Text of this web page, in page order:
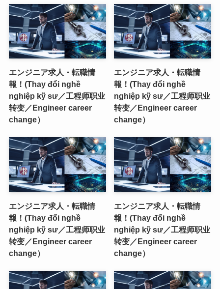
エンジニア求人・転職情
報！(Thay đổi nghề
nghiệp kỹ sư／工程师职业
转变／Engineer career
change）
エンジニア求人・転職情
報！(Thay đổi nghề
nghiệp kỹ sư／工程师职业
转变／Engineer career
change）
エンジニア求人・転職情
報！(Thay đổi nghề
nghiệp kỹ sư／工程师职业
转变／Engineer career
change）
エンジニア求人・転職情
報！(Thay đổi nghề
nghiệp kỹ sư／工程师职业
转变／Engineer career
change）